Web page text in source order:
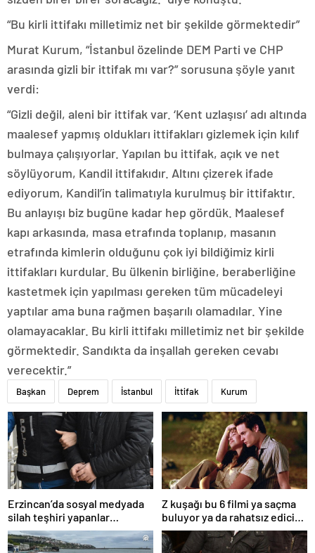
“Bu kirli ittifakı milletimiz net bir şekilde görmektedir”
Murat Kurum, “İstanbul özelinde DEM Parti ve CHP
arasında gizli bir ittifak mı var?” sorusuna şöyle yanıt
verdi:
“Gizli değil, aleni bir ittifak var. ‘Kent uzlaşısı’ adı altında
maalesef yapmış oldukları ittifakları gizlemek için kılıf
bulmaya çalışıyorlar. Yapılan bu ittifak, açık ve net
söylüyorum, Kandil ittifakıdır. Altını çizerek ifade
ediyorum, Kandil’in talimatıyla kurulmuş bir ittifaktır.
Bu anlayışı biz bugüne kadar hep gördük. Maalesef
kapı arkasında, masa etrafında toplanıp, masanın
etrafında kimlerin olduğunu çok iyi bildiğimiz kirli
ittifakları kurdular. Bu ülkenin birliğine, beraberliğine
kastetmek için yapılması gereken tüm mücadeleyi
yaptılar ama buna rağmen başarılı olamadılar. Yine
olamayacaklar. Bu kirli ittifakı milletimiz net bir şekilde
görmektedir. Sandıkta da inşallah gereken cevabı
verecektir.”
Başkan Deprem İstanbul İttifak Kurum
Erzincan’da sosyal medyada
silah teşhiri yapanlar
yakalandı
Z kuşağı bu 6 filmi ya saçma
buluyor ya da rahatsız edici
ve toksik!